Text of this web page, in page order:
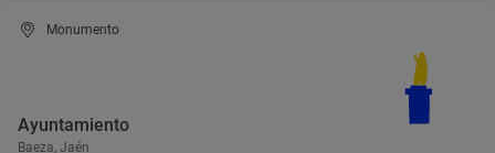
Monumento
Ayuntamiento
Baeza, Jaén